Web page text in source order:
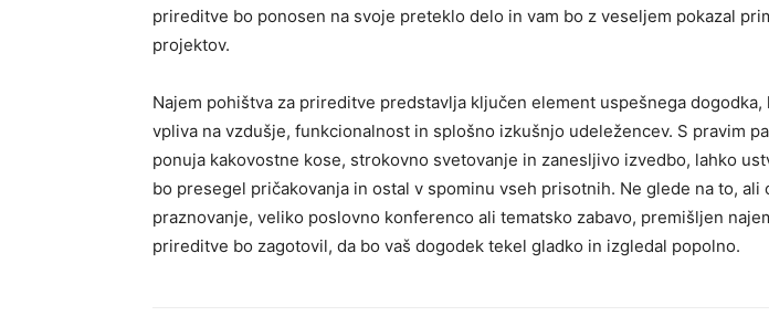
prireditve bo ponosen na svoje preteklo delo in vam bo z veseljem pokazal
projektov.
Najem pohištva za prireditve predstavlja ključen element uspešnega dogodka,
vpliva na vzdušje, funkcionalnost in splošno izkušnjo udeležencev. S pravim
ponuja kakovostne kose, strokovno svetovanje in zanesljivo izvedbo, lahko
bo presegel pričakovanja in ostal v spominu vseh prisotnih. Ne glede na to, ali
praznovanje, veliko poslovno konferenco ali tematsko zabavo, premišljen
prireditve bo zagotovil, da bo vaš dogodek tekel gladko in izgledal popolno.